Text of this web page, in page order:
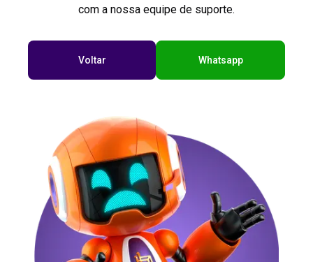
com a nossa equipe de suporte.
Voltar Whatsapp